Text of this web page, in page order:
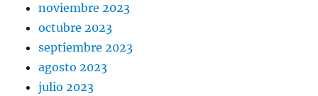
noviembre 2023
octubre 2023
septiembre 2023
agosto 2023
julio 2023